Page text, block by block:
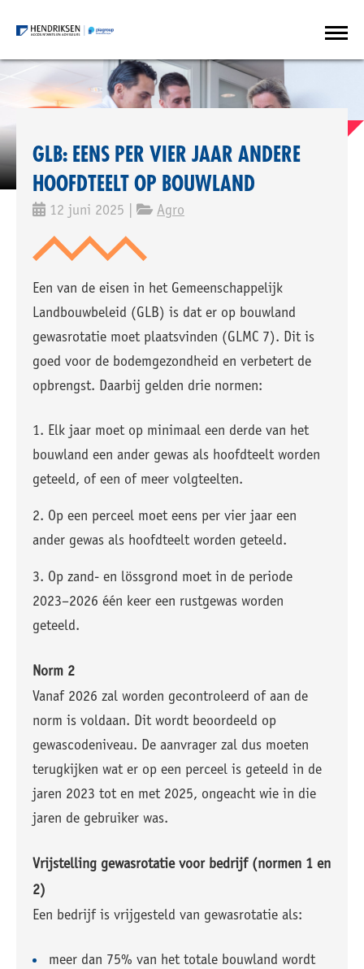
GLB: EENS PER VIER JAAR ANDERE
HOOFDTEELT OP BOUWLAND
12 juni 2025 | Agro
Een van de eisen in het Gemeenschappelijk
Landbouwbeleid (GLB) is dat er op bouwland
gewasrotatie moet plaatsvinden (GLMC 7). Dit is
goed voor de bodemgezondheid en verbetert de
opbrengst. Daarbij gelden drie normen:
Elk jaar moet op minimaal een derde van het
bouwland een ander gewas als hoofdteelt worden
geteeld, of een of meer volgteelten.
Op een perceel moet eens per vier jaar een
ander gewas als hoofdteelt worden geteeld.
Op zand- en lössgrond moet in de periode
2023–2026 één keer een rustgewas worden
geteeld.
Norm 2
Vanaf 2026 zal worden gecontroleerd of aan de
norm is voldaan. Dit wordt beoordeeld op
gewascodeniveau. De aanvrager zal dus moeten
terugkijken wat er op een perceel is geteeld in de
jaren 2023 tot en met 2025, ongeacht wie in die
jaren de gebruiker was.
Vrijstelling gewasrotatie voor bedrijf (normen 1 en
2)
Een bedrijf is vrijgesteld van gewasrotatie als:
meer dan 75% van het totale bouwland wordt